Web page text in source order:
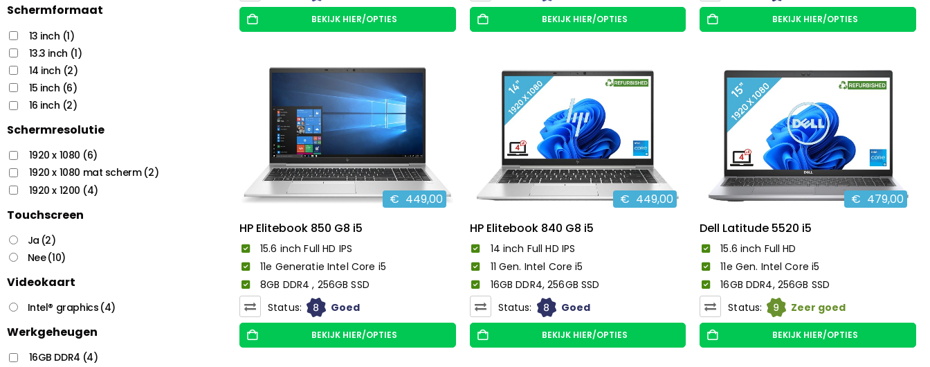
BEKIJK HIER/OPTIES BEKIJK HIER/OPTIES BEKIJK HIER/OPTIES
€ 449,00
HP Elitebook 850 G8 i5
15.6 inch Full HD IPS
11e Generatie Intel Core i5
8GB DDR4 , 256GB SSD
Status:
8 Goed
BEKIJK HIER/OPTIES
€ 449,00
HP Elitebook 840 G8 i5
14 inch Full HD IPS
11 Gen. Intel Core i5
16GB DDR4, 256GB SSD
Status:
8 Goed
BEKIJK HIER/OPTIES
€ 479,00
Dell Latitude 5520 i5
15.6 inch Full HD
11e Gen. Intel Core i5
16GB DDR4, 256GB SSD
Status:
9 Zeer goed
BEKIJK HIER/OPTIES
Schermformaat
13 inch (1)
13.3 inch (1)
14 inch (2)
15 inch (6)
16 inch (2)
Schermresolutie
1920 x 1080 (6)
1920 x 1080 mat scherm (2)
1920 x 1200 (4)
Touchscreen
Ja (2)
Nee(10)
Videokaart
Intel® graphics (4)
Werkgeheugen
16GB DDR4 (4)